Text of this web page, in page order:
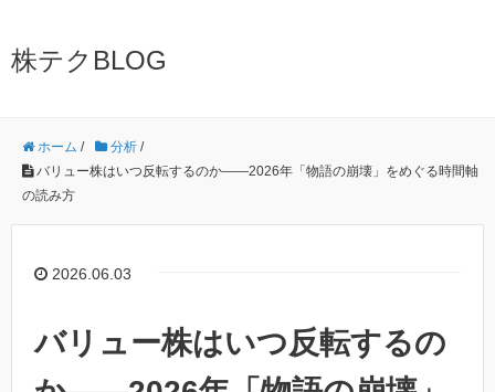
株テクBLOG
ホーム / 分析 /
バリュー株はいつ反転するのか——2026年「物語の崩壊」をめぐる時間軸
の読み方
2026.06.03
バリュー株はいつ反転するの